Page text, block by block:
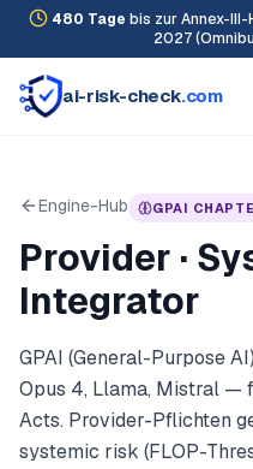
480 Tage bis zur Annex-
2027
ai-risk-check.com
Engine-Hub GPAI
Provider ·
Integrator
GPAI (General-Purpose
Opus 4, Llama, Mistral —
Acts. Provider-Pflichten
systemic risk (FLOP-